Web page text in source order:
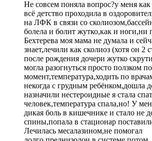
Не совсем поняла вопрос?у меня как
всё детство проходила в
на ЛФК в связи со
болела и болит жутко,как и ноги,ни
Бехтерева моя мама не думала и
знает,лечили как сколиоз (хотя он 2
после рождения дочери жутко
могла разогнуться просто ползком
момент,температура,ходить по
некогда с грудным ребёнком,дошла
назначили нестероидные я стала
человек,температура спала,но! У
дикая боль в кишечнике и стало не
спины,попала в стационар
Лечилась месалазином,не помогал